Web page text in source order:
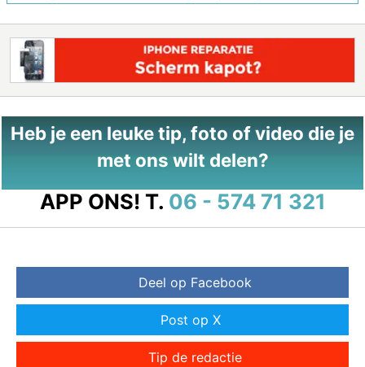
Heb je een leuke tip, foto of video die je
met ons wilt delen?
APP ONS! T. 06 - 574 71 321
Deel op Facebook
Post op X
Tip de redactie